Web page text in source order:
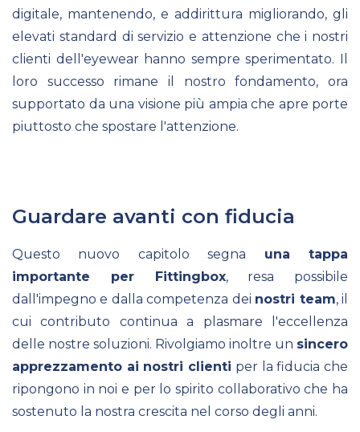
digitale, mantenendo, e addirittura migliorando, gli
elevati standard di servizio e attenzione che i nostri
clienti dell'eyewear hanno sempre sperimentato. Il
loro successo rimane il nostro fondamento, ora
supportato da una visione più ampia che apre porte
piuttosto che spostare l'attenzione.
Guardare avanti con fiducia
Questo nuovo capitolo segna una tappa
importante per Fittingbox, resa possibile
dall'impegno e dalla competenza dei nostri team, il
cui contributo continua a plasmare l'eccellenza
delle nostre soluzioni. Rivolgiamo inoltre un sincero
apprezzamento ai nostri clienti per la fiducia che
ripongono in noi e per lo spirito collaborativo che ha
sostenuto la nostra crescita nel corso degli anni.